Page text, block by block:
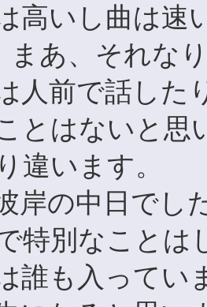
高いし曲は速
あ、それな
人前で話した
とはないと思
違います。
岸の中日でし
特別なこと
誰も入ってい